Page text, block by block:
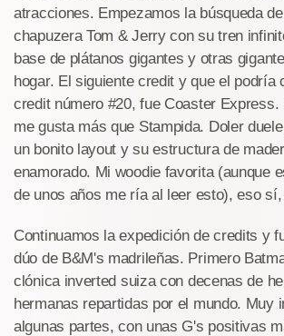
atracciones. Empezamos la búsqueda
chapuzera Tom & Jerry con su tren
base de plátanos gigantes y otras
hogar. El siguiente credit y que el podría
credit número #20, fue Coaster Express.
me gusta más que Stampida. Doler
un bonito layout y su estructura de
enamorado. Mi woodie favorita (aunque
de unos años me ría al leer esto), eso
Continuamos la expedición de credits y
dúo de B&M's madrileñas. Primero
clónica inverted suiza con decenas de
hermanas repartidas por el mundo. Muy
algunas partes, con unas G's positivas